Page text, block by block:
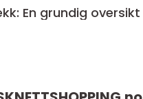
En grundig oversikt